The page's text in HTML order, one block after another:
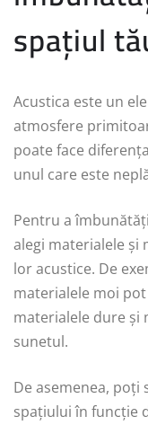
spațiul
Acustica este un
atmosfere
poate face
unul care este
Pentru a
alegi materialele
lor acustice. De
materialele moi
materialele dure și
sunetul.
De asemenea, poți
spațiului în funcție